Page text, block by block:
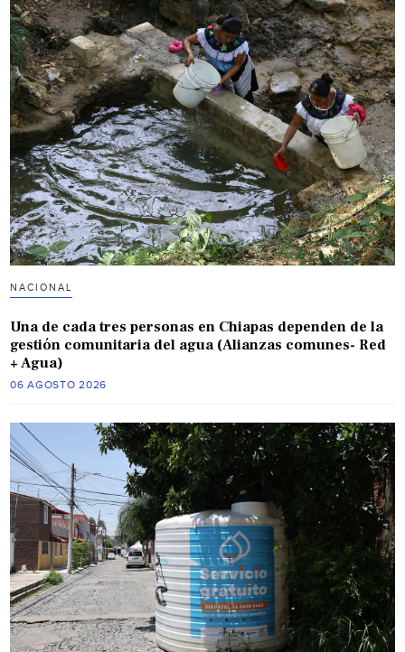
NACIONAL
Una de cada tres personas en Chiapas dependen de la
gestión comunitaria del agua (Alianzas comunes- Red
+ Agua)
06 AGOSTO 2026